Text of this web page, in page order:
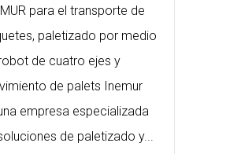
para el transporte de
paletizado por medio
de cuatro ejes y
de palets Inemur
empresa especializada
de paletizado y...